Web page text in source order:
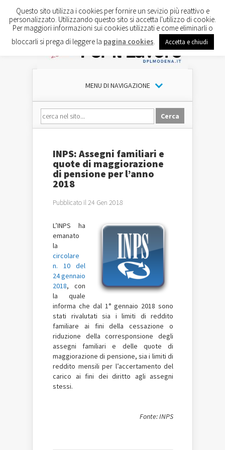
MENU DI NAVIGAZIONE
INPS: Assegni familiari e
quote di maggiorazione
di pensione per l’anno
2018
Pubblicato il 24 Gen 2018
L’INPS ha
emanato
la
circolare
n. 10 del
24 gennaio
2018, con
la quale
informa che dal 1° gennaio 2018 sono
stati rivalutati sia i limiti di reddito
familiare ai fini della cessazione o
riduzione della corresponsione degli
assegni familiari e delle quote di
maggiorazione di pensione, sia i limiti di
reddito mensili per l’accertamento del
carico ai fini dei diritto agli assegni
stessi.
Fonte: INPS
Questo sito utilizza i cookies per fornire un sevizio più reattivo e
personalizzato. Utilizzando questo sito si accetta l'utilizzo di cookie.
Per maggiori informazioni sui cookies utilizzati e come eliminarli o
bloccarli si prega di leggere la pagina cookies Accetta e chiudi